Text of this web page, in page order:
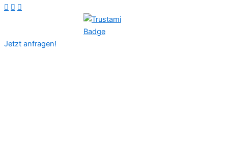
Jetzt anfragen!